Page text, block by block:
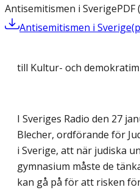
Antisemitismen i SverigePDF(
Antisemitismen i Sverige(
till Kultur- och
I Sveriges Radio den 27
Blecher, ordförande för
i Sverige, att när judiska
gymnasium måste de
kan gå på för att risken